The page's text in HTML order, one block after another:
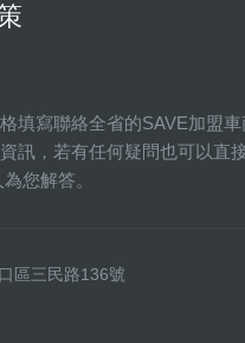
填寫聯絡全省的SAVE加盟
訊，若有任何疑問也可以直
您解答。
區三民路136號